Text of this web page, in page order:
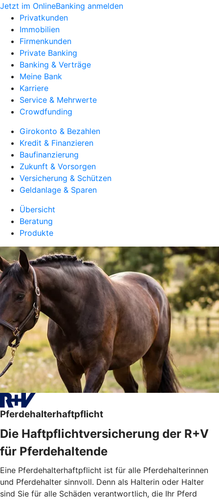
Jetzt im OnlineBanking anmelden
Privatkunden
Immobilien
Firmenkunden
Private Banking
Banking & Verträge
Meine Bank
Karriere
Service & Mehrwerte
Crowdfunding
Girokonto & Bezahlen
Kredit & Finanzieren
Baufinanzierung
Zukunft & Vorsorgen
Versicherung & Schützen
Geldanlage & Sparen
Übersicht
Beratung
Produkte
Pferdehalterhaftpflicht
Die Haftpflichtversicherung der R+V
für Pferdehaltende
Eine Pferdehalterhaftpflicht ist für alle Pferdehalterinnen
und Pferdehalter sinnvoll. Denn als Halterin oder Halter
sind Sie für alle Schäden verantwortlich, die Ihr Pferd